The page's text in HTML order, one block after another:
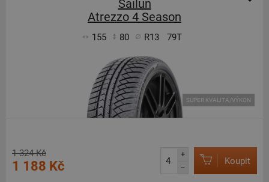
Sailun
Atrezzo 4 Season
155 80 R13 79T
SUPER KVALITA/VÝKON
1 324 Kč
1 188 Kč
+
–
Koupit